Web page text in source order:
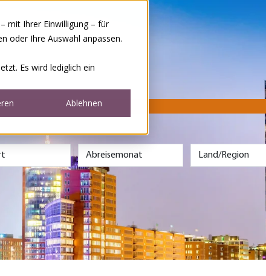
mit Ihrer Einwilligung – für
oder Ihre Auswahl anpassen.
Es wird lediglich ein
Ablehnen